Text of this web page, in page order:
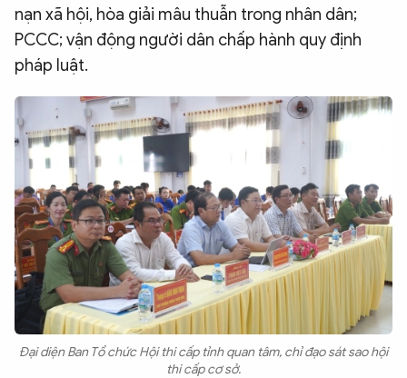
nạn xã hội, hòa giải mâu thuẫn trong nhân dân;
PCCC; vận động người dân chấp hành quy định
pháp luật.
Đại diện Ban Tổ chức Hội thi cấp tỉnh quan tâm, chỉ đạo sát sao hội
thi cấp cơ sở.